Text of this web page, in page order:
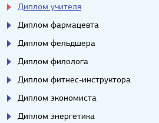
Диплом учителя
Диплом фармацевта
Диплом фельдшера
Диплом филолога
Диплом фитнес-инструктора
Диплом экономиста
Диплом энергетика